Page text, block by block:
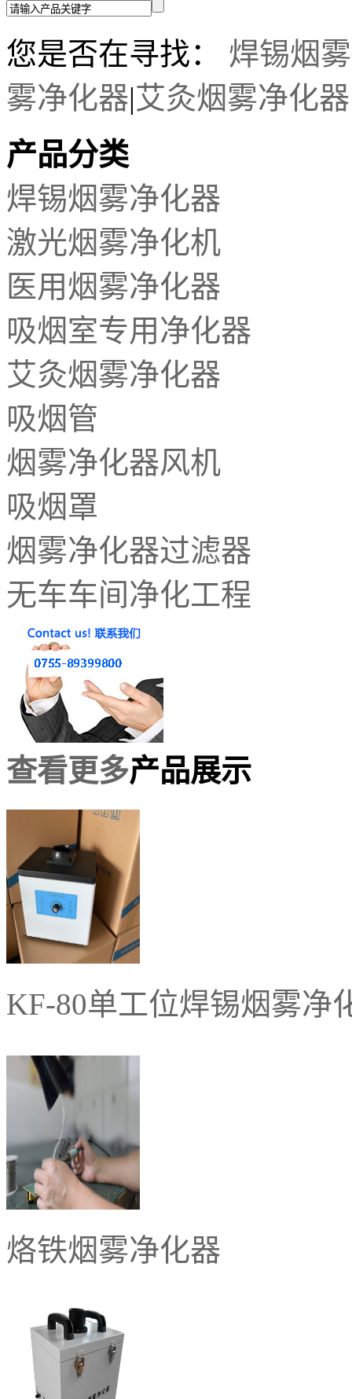
您是否在寻找： 焊锡烟
雾净化器|艾灸烟雾净化器
产品分类
焊锡烟雾净化器
激光烟雾净化机
医用烟雾净化器
吸烟室专用净化器
艾灸烟雾净化器
吸烟管
烟雾净化器风机
吸烟罩
烟雾净化器过滤器
无车车间净化工程
查看更多产品展示
KF-80单工位焊锡烟雾净
烙铁烟雾净化器